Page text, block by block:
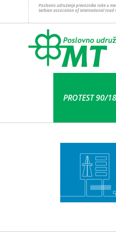
Poslovno udruženje prevoznika robe u
Serbian assocation of international road
PROTEST 90/